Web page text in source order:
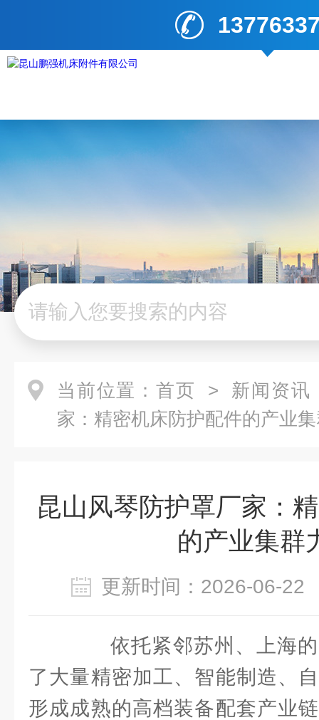
当前位置： 首页 > 新闻资讯
家：精密机床防护配件的产业
昆山风琴防护罩厂家：
的产业集群
更新时间：2026-06-
依托紧邻苏州、上海的
了大量精密加工、智能制造、
形成成熟的高档装备配套产业